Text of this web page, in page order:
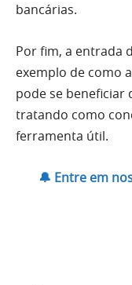
bancárias.
Por fim, a entrada
exemplo de como
pode se beneficiar
tratando como
ferramenta útil.
🔔 Entre em